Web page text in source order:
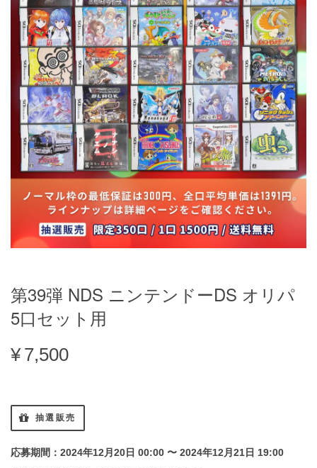
第39弾 NDS ニンテンドーDS オリパ
5口セット用
¥7,500
抽選販売
応募期間：2024年12月20日 00:00 〜 2024年12月21日 19:00